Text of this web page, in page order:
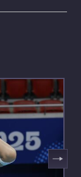
▶